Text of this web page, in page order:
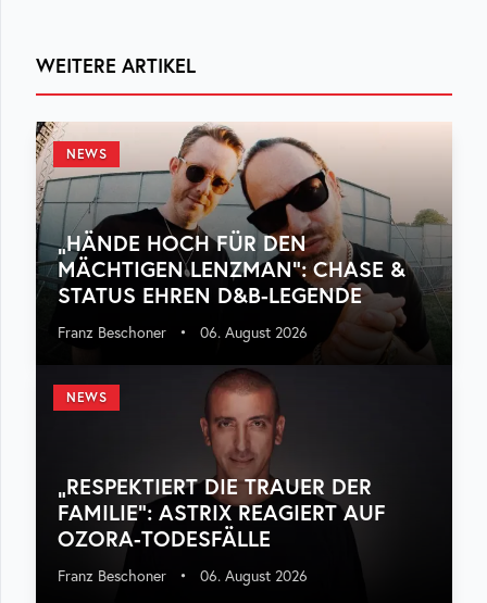
WEITERE ARTIKEL
NEWS
„HÄNDE HOCH FÜR DEN
MÄCHTIGEN LENZMAN“: CHASE &
STATUS EHREN D&B-LEGENDE
Franz Beschoner • 06. August 2026
NEWS
„RESPEKTIERT DIE TRAUER DER
FAMILIE“: ASTRIX REAGIERT AUF
OZORA-TODESFÄLLE
Franz Beschoner • 06. August 2026